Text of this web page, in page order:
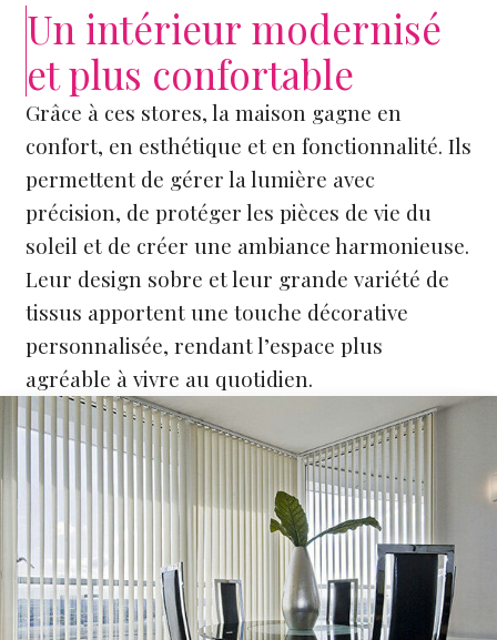
Un intérieur modernisé
et plus confortable
Grâce à ces stores, la maison gagne en
confort, en esthétique et en fonctionnalité. Ils
permettent de gérer la lumière avec
précision, de protéger les pièces de vie du
soleil et de créer une ambiance harmonieuse.
Leur design sobre et leur grande variété de
tissus apportent une touche décorative
personnalisée, rendant l’espace plus
agréable à vivre au quotidien.